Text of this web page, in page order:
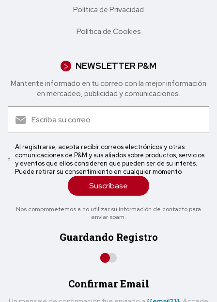
Política de Privacidad
Política de Cookies
NEWSLETTER P&M
Mantente informado en tu correo con la mejor in formación
en mercadeo, publicidad y comunicaciones.
Al registrarse, acepta recibir correos electrónicos y otras
comunicaciones de P&M y sus aliados sobre productos, servicios
y eventos que ellos consideren que pueden ser de su interés.
Puede retirar su consentimiento en cualquier momento
Suscríbase
Nos comprometemos a no utilizar su información de contacto para
enviar spam.
Guardando Registro
Confirmar Email